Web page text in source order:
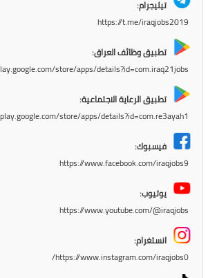
مرشحات
تيليجرام:
https://t.me/iraqjobs2019
تطبيق وظائف العراق:
store/apps/details?id=com.iraq21jobs
تطبيق الرعاية الاجتماعية:
store/apps/details?id=com.re3ayah1
فيسبوك:
https://www.facebook.com/iraqjobs9
يوتيوب:
https://www.youtube.com/@iraqjobs
انستغرام:
https://www.instagram.com/iraqjobs0/